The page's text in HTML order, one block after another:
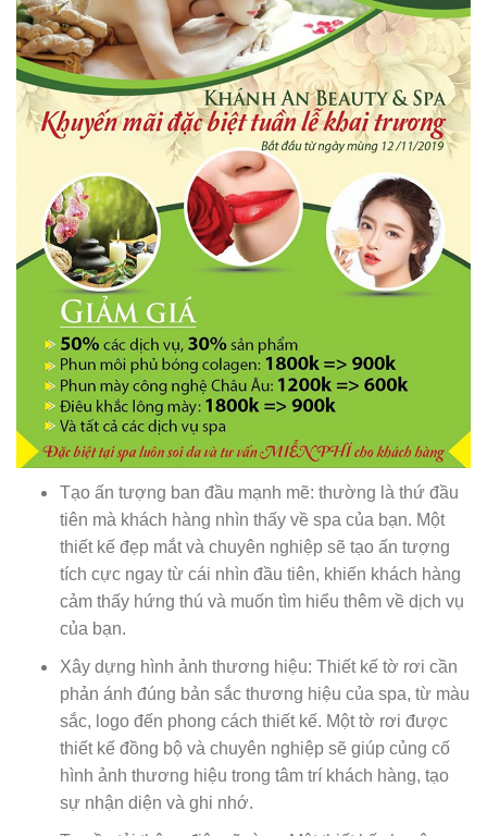
Tạo ấn tượng ban đầu mạnh mẽ: thường là thứ đầu
tiên mà khách hàng nhìn thấy về spa của bạn. Một
thiết kế đẹp mắt và chuyên nghiệp sẽ tạo ấn tượng
tích cực ngay từ cái nhìn đầu tiên, khiến khách hàng
cảm thấy hứng thú và muốn tìm hiểu thêm về dịch vụ
của bạn.
Xây dựng hình ảnh thương hiệu: Thiết kế tờ rơi cần
phản ánh đúng bản sắc thương hiệu của spa, từ màu
sắc, logo đến phong cách thiết kế. Một tờ rơi được
thiết kế đồng bộ và chuyên nghiệp sẽ giúp củng cố
hình ảnh thương hiệu trong tâm trí khách hàng, tạo
sự nhận diện và ghi nhớ.